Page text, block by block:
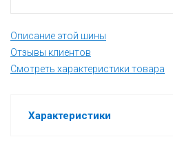
Описание этой шины
Отзывы клиентов
Смотреть характеристики товара
Характеристики